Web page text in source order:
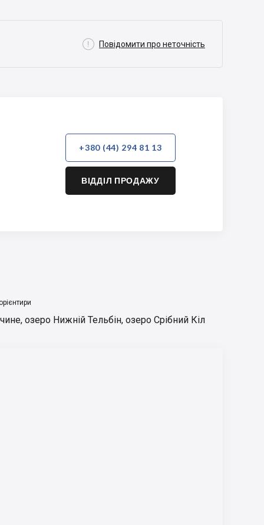
 Повідомити про неточність
+380 (44) 294 81 13
ВІДДІЛ ПРОДАЖУ
, озеро Нижній Тельбін, озеро Срібний Кіл